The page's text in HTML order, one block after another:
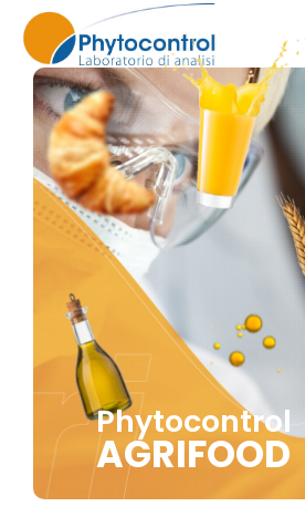
Phytocontrol
AGRIFOOD